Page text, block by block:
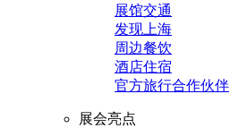
展馆交通
发现上海
周边餐饮
酒店住宿
官方旅行合作伙伴
展会亮点